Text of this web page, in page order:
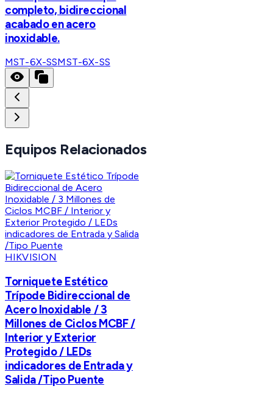
completo, bidireccional
acabado en acero
inoxidable.
MST-6X-SSMST-6X-SS
Equipos Relacionados
HIKVISION
Torniquete Estético
Trípode Bidireccional de
Acero Inoxidable / 3
Millones de Ciclos MCBF /
Interior y Exterior
Protegido / LEDs
indicadores de Entrada y
Salida /Tipo Puente